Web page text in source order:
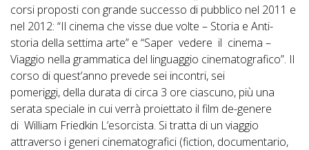
corsi proposti con grande successo di pubblico nel 2011 e
nel 2012: “Il cinema che visse due volte – Storia e Anti-
storia della settima arte” e “Saper vedere il cinema –
Viaggio nella grammatica del linguaggio cinematografico”. Il
corso di quest’anno prevede sei incontri, sei
pomeriggi, della durata di circa 3 ore ciascuno, più una
serata speciale in cui verrà proiettato il film de-genere
di William Friedkin L’esorcista. Si tratta di un viaggio
attraverso i generi cinematografici (fiction, documentario,